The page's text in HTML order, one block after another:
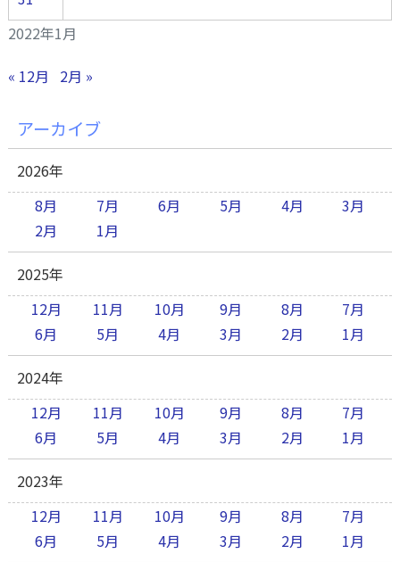
2022年1月
« 12月 2月 »
アーカイブ
2026年
8月
7月 6月 5月 4月
3月
2月
1月
2025年
12月
11月 10月 9月 8月
7月
6月
5月 4月 3月 2月 1月
2024年
12月
11月 10月 9月 8月
7月
6月
5月 4月 3月 2月 1月
2023年
12月
11月 10月 9月 8月
7月
6月
5月 4月 3月 2月 1月